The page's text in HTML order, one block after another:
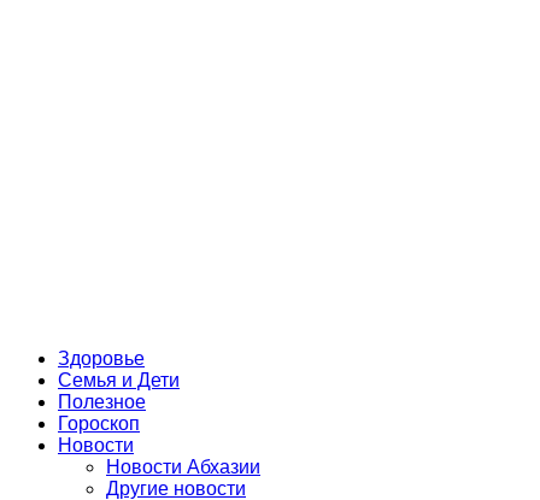
Здоровье
Семья и Дети
Полезное
Гороскоп
Новости
Новости Абхазии
Другие новости